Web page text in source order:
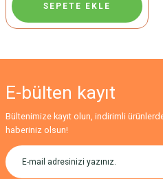
SEPETE EKLE
E-bülten kayıt
Bültenimize kayıt olun, indirimli
haberiniz olsun!